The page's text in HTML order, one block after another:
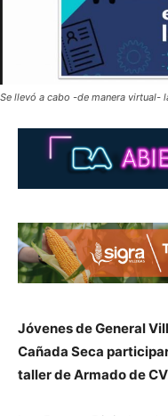
Se llevó a cabo -de manera virtual-
Jóvenes de General
Cañada Seca
taller de Armado de